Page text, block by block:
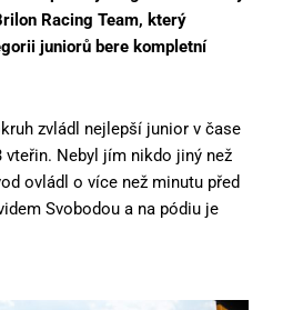
Racing Team, který
juniorů bere kompletní
zvládl nejlepší junior v čase
vteřin. Nebyl jím nikdo jiný než
ovládl o více než minutu před
Svobodou a na pódiu je